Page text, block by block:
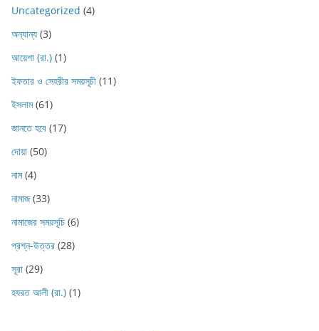
Uncategorized (4)
অন্যান্য (3)
আয়েশা (রা.) (1)
ইফতার ও সেহরীর সময়সূচী (11)
ইসলাম(61)
জানতে হবে (17)
দোয়া (50)
নাম(4)
নামাজ(33)
নামাজের সময়সূচি (6)
প্রশ্ন-উত্তর (28)
সূরা (29)
হযরত আলী (রা.) (1)